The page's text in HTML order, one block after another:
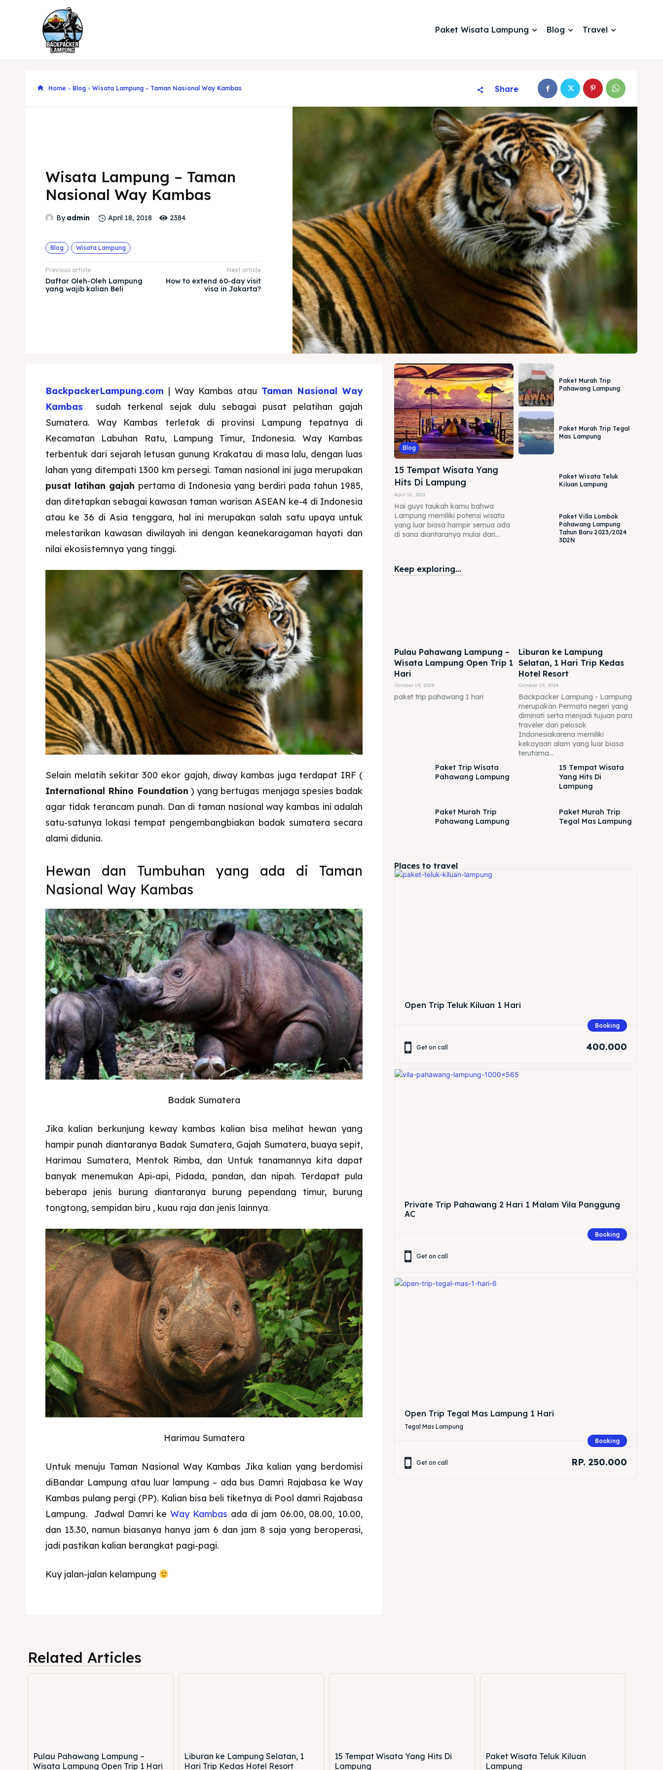
Paket Wisata Lampung Blog Travel
Home Blog Wisata Lampung - Taman Nasional Way Kambas Share
Wisata Lampung – Taman
Nasional Way Kambas
By admin April 18, 2018 2384
Blog Wisata Lampung
Previous article
Daftar Oleh-Oleh Lampung
yang wajib kalian Beli
Next article
How to extend 60-day visit
visa in Jakarta?
BackpackerLampung.com | Way Kambas atau Taman Nasional Way
Kambas sudah terkenal sejak dulu sebagai pusat pelatihan gajah
Sumatera. Way Kambas terletak di provinsi Lampung tepatnya di
Kecamatan Labuhan Ratu, Lampung Timur, Indonesia. Way Kambas
terbentuk dari sejarah letusan gunung Krakatau di masa lalu, dengan luas
lahan yang ditempati 1300 km persegi. Taman nasional ini juga merupakan
pusat latihan gajah pertama di Indonesia yang berdiri pada tahun 1985,
dan ditetapkan sebagai kawasan taman warisan ASEAN ke-4 di Indonesia
atau ke 36 di Asia tenggara, hal ini merupakan salah satu upaya untuk
melestarikan kawasan diwilayah ini dengan keanekaragaman hayati dan
nilai ekosistemnya yang tinggi.
Selain melatih sekitar 300 ekor gajah, diway kambas juga terdapat IRF (
International Rhino Foundation ) yang bertugas menjaga spesies badak
agar tidak terancam punah. Dan di taman nasional way kambas ini adalah
satu-satunya lokasi tempat pengembangbiakan badak sumatera secara
alami didunia.
Hewan dan Tumbuhan yang ada di Taman
Nasional Way Kambas
Badak Sumatera
Jika kalian berkunjung keway kambas kalian bisa melihat hewan yang
hampir punah diantaranya Badak Sumatera, Gajah Sumatera, buaya sepit,
Harimau Sumatera, Mentok Rimba, dan Untuk tanamannya kita dapat
banyak menemukan Api-api, Pidada, pandan, dan nipah. Terdapat pula
beberapa jenis burung diantaranya burung pependang timur, burung
tongtong, sempidan biru , kuau raja dan jenis lainnya.
Harimau Sumatera
Untuk menuju Taman Nasional Way Kambas Jika kalian yang berdomisi
diBandar Lampung atau luar lampung – ada bus Damri Rajabasa ke Way
Kambas pulang pergi (PP). Kalian bisa beli tiketnya di Pool damri Rajabasa
Lampung. Jadwal Damri keWay Kambas ada di jam 06.00, 08.00, 10.00,
dan 13.30, namun biasanya hanya jam 6 dan jam 8 saja yang beroperasi,
jadi pastikan kalian berangkat pagi-pagi.
Kuy jalan-jalan kelampung
Blog
15 Tempat Wisata Yang
Hits Di Lampung
April 15, 2021
Hai guys taukah kamu bahwa
Lampung memiliki potensi wisata
yang luar biasa hampir semua ada
di sana diantaranya mulai dari...
Paket Murah Trip
Pahawang Lampung
Paket Murah Trip Tegal
Mas Lampung
Paket Wisata Teluk
Kiluan Lampung
Paket Villa Lombok
Pahawang Lampung
Tahun Baru 2023/2024
3D2N
Keep exploring...
Pulau Pahawang Lampung –
Wisata Lampung Open Trip 1
Hari
October 19, 2024
paket trip pahawang 1 hari
Liburan ke Lampung
Selatan, 1 Hari Trip Kedas
Hotel Resort
October 19, 2024
Backpacker Lampung - Lampung
merupakan Permata negeri yang
diminati serta menjadi tujuan para
traveler dari pelosok
Indonesiakarena memiliki
kekayaan alam yang luar biasa
terutama...
Paket Trip Wisata
Pahawang Lampung
15 Tempat Wisata
Yang Hits Di
Lampung
Paket Murah Trip
Pahawang Lampung
Paket Murah Trip
Tegal Mas Lampung
Places to travel
Open Trip Teluk Kiluan 1 Hari
Booking
Get on call 400.000
Private Trip Pahawang 2 Hari 1 Malam Vila Panggung
AC
Booking
Get on call
Open Trip Tegal Mas Lampung 1 Hari
Tegal Mas Lampung
Booking
Get on call RP. 250.000
Related Articles
Pulau Pahawang Lampung –
Wisata Lampung Open Trip 1 Hari
Liburan ke Lampung Selatan, 1
Hari Trip Kedas Hotel Resort
15 Tempat Wisata Yang Hits Di
Lampung
Paket Wisata Teluk Kiluan
Lampung